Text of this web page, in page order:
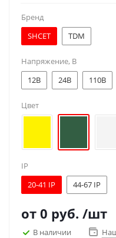
Бренд
SHCET
TDM
Напряжение, В
12В
24В 110В
Цвет
IP
20-41 IP
44-67 IP
от 0 руб. /шт
В наличии